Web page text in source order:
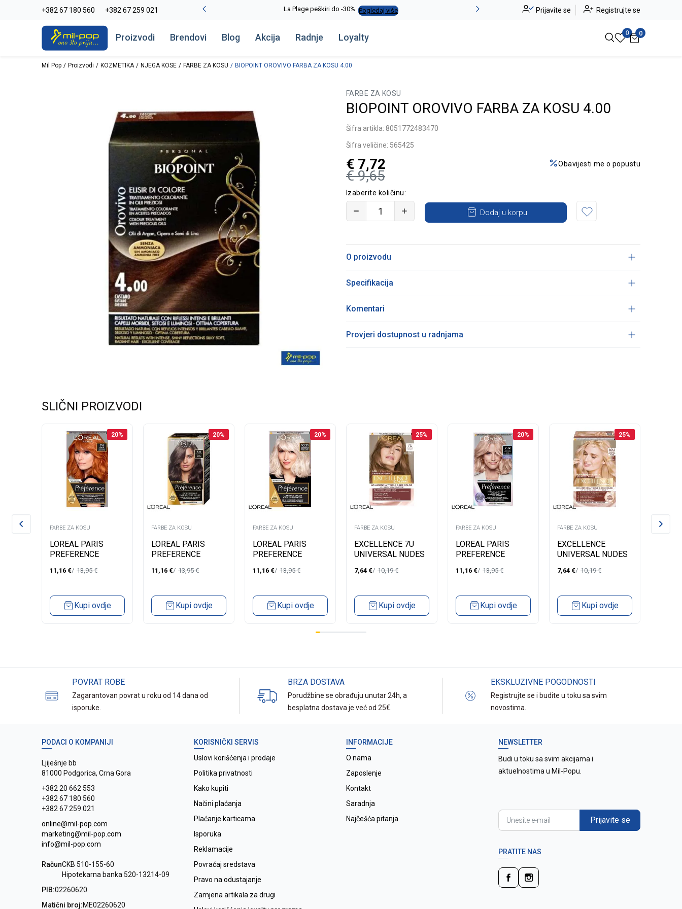
+382 67 180 560 +382 67 259 021
-20% na kompletan asortiman Pogledaj više La Plage peškiri do -30% Pogledaj više Alma Ras do -50% Pogledaj više
Prijavite se Registrujte se
Proizvodi Brendovi Blog Akcija Radnje Loyalty 0 0
Mil Pop Proizvodi KOZMETIKA NJEGA KOSE FARBE ZA KOSU BIOPOINT OROVIVO FARBA ZA KOSU 4.00
FARBE ZA KOSU
BIOPOINT OROVIVO FARBA ZA KOSU 4.00
Šifra artikla: 8051772483470
Šifra veličine: 565425
€ 9,65
€ 7,72 Obavijesti me o popustu
Izaberite količinu:
Dodaj u korpu
O proizvodu
Specifikacija
Komentari
Provjeri dostupnost u radnjama
SLIČNI PROIZVODI
20%
FARBE ZA KOSU
LOREAL PARIS
PREFERENCE
MANGO INTENSE
11,16 € 13,95€
Kupi ovdje
20%
FARBE ZA KOSU
LOREAL PARIS
PREFERENCE
BRASILIA DARK
11,16 € 13,95€
Kupi ovdje
20%
FARBE ZA KOSU
LOREAL PARIS
PREFERENCE
10.21 STOCKHOLM
BLONDE
11,16 € 13,95€
Kupi ovdje
25%
FARBE ZA KOSU
EXCELLENCE 7U
UNIVERSAL NUDES
7,64 € 10,19€
Kupi ovdje
20%
FARBE ZA KOSU
LOREAL PARIS
PREFERENCE
9.12 SIBERIA VERY
11,16 € 13,95€
Kupi ovdje
25%
FARBE ZA KOSU
EXCELLENCE
UNIVERSAL NUDES
LIGHTEST BLOND
7,64 € 10,19€
Kupi ovdje
FARBE
POVRAT ROBE
Zagarantovan povrat u roku od 14 dana od
isporuke.
BRZA DOSTAVA
Porudžbine se obrađuju unutar 24h, a
besplatna dostava je već od 25€.
EKSKLUZIVNE POGODNOSTI
Registrujte se i budite u toku sa svim
novostima.
PODACI O KOMPANIJI
Ljiješnje bb
81000 Podgorica, Crna Gora
+382 20 662 553
+382 67 180 560
+382 67 259 021
online@mil-pop.com
marketing@mil-pop.com
info@mil-pop.com
RačunCKB 510-155-60
Hipotekarna banka 520-13214-09
PIB:02260620
Matični broj:ME02260620
KORISNIČKI SERVIS
Uslovi korišćenja i prodaje
Politika privatnosti
Kako kupiti
Načini plaćanja
Plaćanje karticama
Isporuka
Reklamacije
Povraćaj sredstava
Pravo na odustajanje
Zamjena artikala za drugi
INFORMACIJE
O nama
Zaposlenje
Kontakt
Saradnja
Najčešća pitanja
NEWSLETTER
Budi u toku sa svim akcijama i
aktuelnostima u Mil-Popu.
Prijavite se
PRATITE NAS